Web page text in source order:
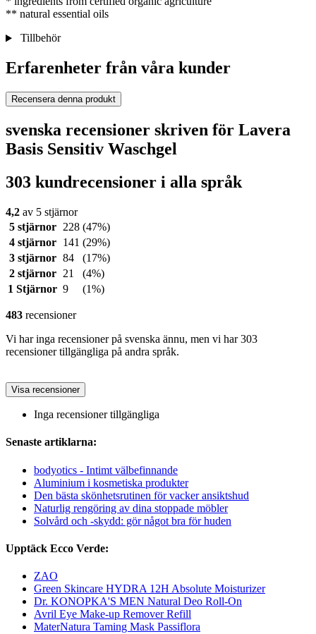
** natural essential oils
Tillbehör
Erfarenheter från våra kunder
Recensera denna produkt
svenska recensioner skriven för Lavera
Basis Sensitiv Waschgel
303 kundrecensioner i alla språk
4,2 av 5 stjärnor
5 stjärnor
228 (47%)
4 stjärnor
141 (29%)
3 stjärnor 84
(17%)
2 stjärnor
21
(4%)
1 Stjärnor 9 (1%)
483 recensioner
Vi har inga recensioner på svenska ännu, men vi har 303
recensioner tillgängliga på andra språk.
Visa recensioner
Inga recensioner tillgängliga
Senaste artiklarna:
bodyotics - Intimt välbefinnande
Aluminium i kosmetiska produkter
Den bästa skönhetsrutinen för vacker ansiktshud
Naturlig rengöring av dina stoppade möbler
Solvård och -skydd: gör något bra för huden
Upptäck Ecco Verde:
ZAO
Green Skincare HYDRA 12H Absolute Moisturizer
Dr. KONOPKA'S MEN Natural Deo Roll-On
Avril Eye Make-up Remover Refill
MaterNatura Taming Mask Passiflora